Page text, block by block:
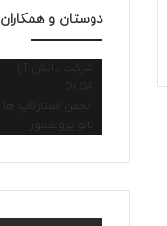
دوستان و همکاران
شرکت دانش آرا
انجمن استارتاپ ها
نانو پروسسور